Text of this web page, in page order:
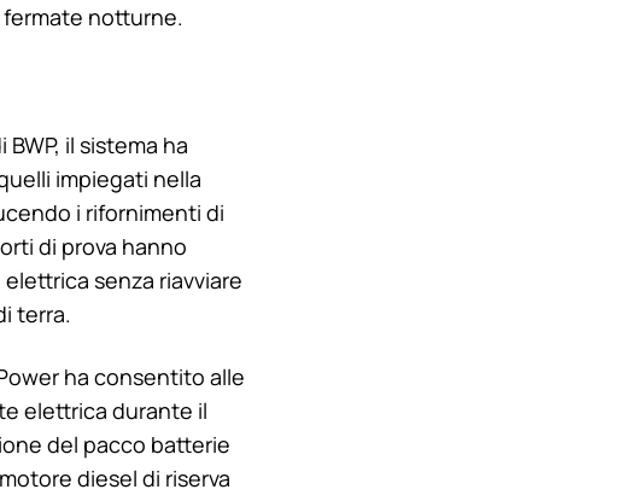
notturne.
il sistema ha
impiegati nella
i rifornimenti di
di prova hanno
senza riavviare
terra.
ha consentito alle
elettrica durante il
del pacco batterie
diesel di riserva